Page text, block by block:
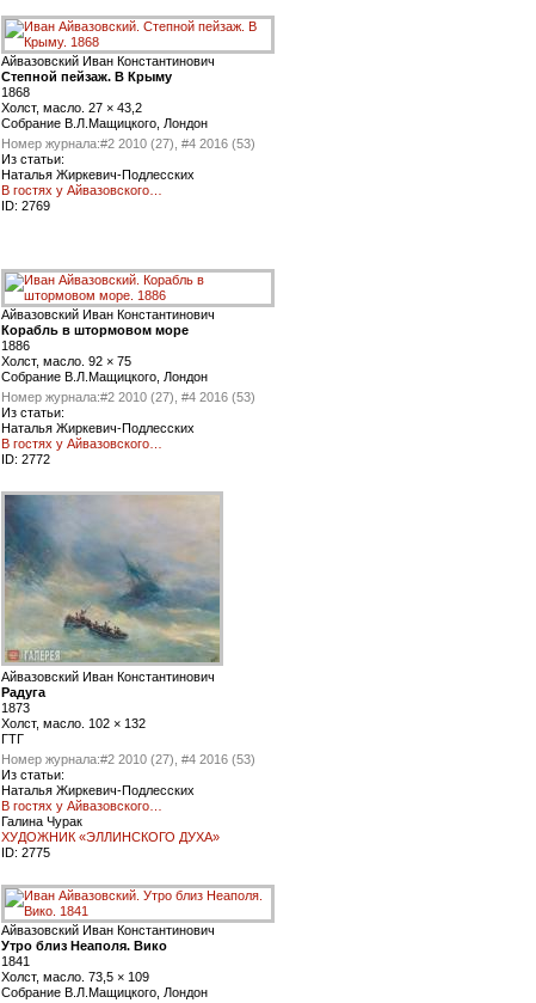
Айвазовский Иван Константинович
Степной пейзаж. В Крыму
1868
Холст, масло. 27 × 43,2
Cобрание В.Л.Мащицкого, Лондон
Номер журнала:#2 2010 (27), #4 2016 (53)
Из статьи:
Наталья Жиркевич-Подлесских
В гостях у Айвазовского…
ID: 2769
Айвазовский Иван Константинович
Корабль в штормовом море
1886
Холст, масло. 92 × 75
Cобрание В.Л.Мащицкого, Лондон
Номер журнала:#2 2010 (27), #4 2016 (53)
Из статьи:
Наталья Жиркевич-Подлесских
В гостях у Айвазовского…
ID: 2772
Айвазовский Иван Константинович
Радуга
1873
Холст, масло. 102 × 132
ГТГ
Номер журнала:#2 2010 (27), #4 2016 (53)
Из статьи:
Наталья Жиркевич-Подлесских
В гостях у Айвазовского…
Галина Чурак
ХУДОЖНИК «ЭЛЛИНСКОГО ДУХА»
ID: 2775
Айвазовский Иван Константинович
Утро близ Неаполя. Вико
1841
Холст, масло. 73,5 × 109
Cобрание В.Л.Мащицкого, Лондон